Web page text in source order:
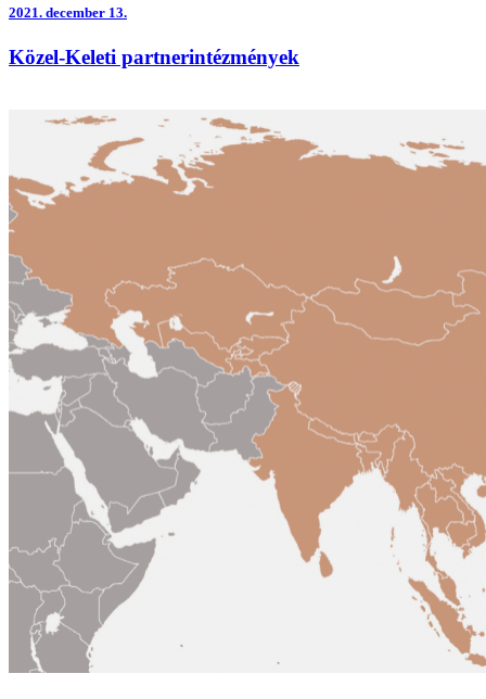
2021. december 13.
Közel-Keleti partnerintézmények